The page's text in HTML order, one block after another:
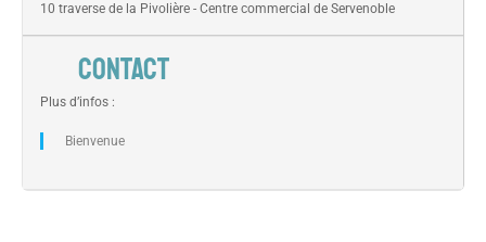
10 traverse de la Pivolière - Centre commercial de Servenoble
CONTACT
Plus d’infos :
Bienvenue